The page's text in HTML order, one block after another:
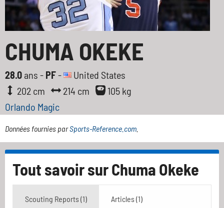
CHUMA OKEKE
28.0 ans - PF-
United States
202 cm
214 cm
105 kg
Orlando Magic
Données fournies parSports-Reference.com
Tout savoir surChuma Okeke
Scouting Reports (1) Articles (1)